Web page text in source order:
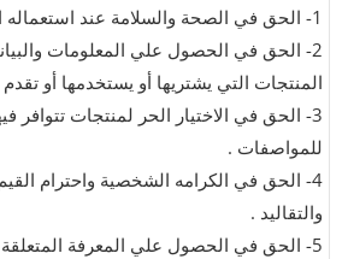
1- الحق في الصحة والسلامة عند استعماله
2- الحق في الحصول علي المعلومات
المنتجات التي يشتريها أو يستخدمها أو تقدم
3- الحق في الاختيار الحر لمنتجات تتوافر
للمواصفات .
4- الحق في الكرامه الشخصية واحترام القيم
والتقاليد .
5- الحق في الحصول علي المعرفة